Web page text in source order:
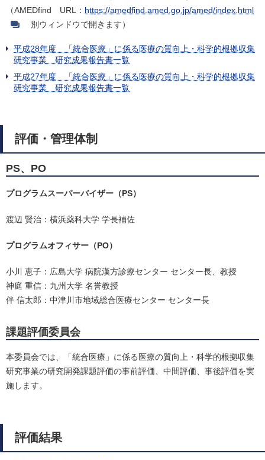
（AMEDfind URL： https://amedfind.amed.go.jp/amed/index.html
別ウィンドウで開きます）
平成28年度 「統合医療」に係る医療の質向上・科学的根拠収集
研究事業 研究成果報告書一覧
平成27年度 「統合医療」に係る医療の質向上・科学的根拠収集
研究事業 研究成果報告書一覧
評価・管理体制
PS、PO
プログラムスーパーバイザー（PS）
渡辺 賢治：横浜薬科大学 学長補佐
プログラムオフィサー（PO）
小川 恵子：広島大学 病院漢方診療センター センター長、教授
神庭 重信：九州大学 名誉教授
伴 信太郎：中津川市地域総合医療センター センター長
課題評価委員会
本委員会では、「統合医療」に係る医療の質向上・科学的根拠収集
研究事業の研究開発課題評価の事前評価、中間評価、事後評価を実
施します。
評価結果